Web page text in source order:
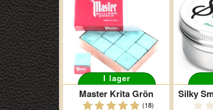
I lager
Master Krita Grön
(18)